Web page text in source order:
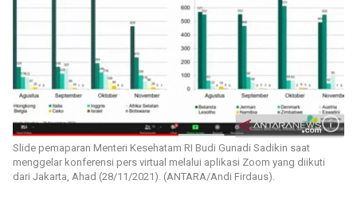
Slide pemaparan Menteri Kesehatam RI Budi Gunadi Sadikin saat
menggelar konferensi pers virtual melalui aplikasi Zoom yang diikuti
dari Jakarta, Ahad (28/11/2021). (ANTARA/Andi Firdaus).